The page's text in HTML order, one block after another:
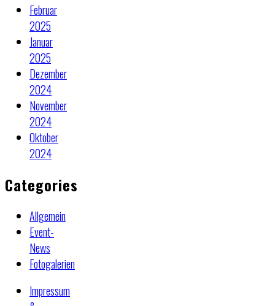
Februar
2025
Januar
2025
Dezember
2024
November
2024
Oktober
2024
Categories
Allgemein
Event-
News
Fotogalerien
Impressum